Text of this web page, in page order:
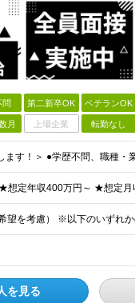
問 第二新卒OK ベテランOK
月 上場企業 転勤なし
を見る